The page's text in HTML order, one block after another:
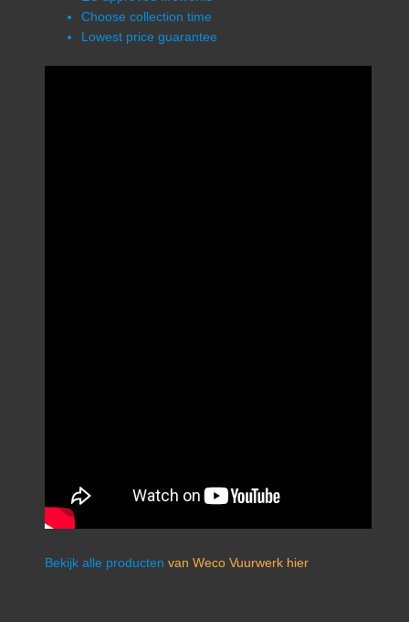
Choose collection time
Lowest price guarantee
Bekijk alle producten van Weco Vuurwerk hier